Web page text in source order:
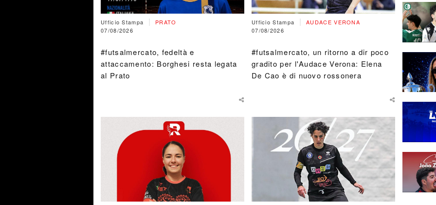
Ufficio Stampa
PRATO
07/08/2026
#futsalmercato, fedeltà e
attaccamento: Borghesi resta legata
al Prato
Ufficio Stampa
AUDACE VERONA
07/08/2026
#futsalmercato, un ritorno a dir poco
gradito per l'Audace Verona: Elena
De Cao è di nuovo rossonera
un
d'Italia
Raguso
Marolla
rinnovo
"Sono
società"